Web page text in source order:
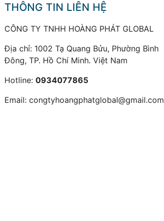
THÔNG TIN LIÊN HỆ
CÔNG TY TNHH HOÀNG PHÁT GLOBAL
Địa chỉ: 1002 Tạ Quang Bửu, Phường Bình
Đông, TP. Hồ Chí Minh. Việt Nam
Hotline: 0934077865
Email: congtyhoangphatglobal@gmail.com